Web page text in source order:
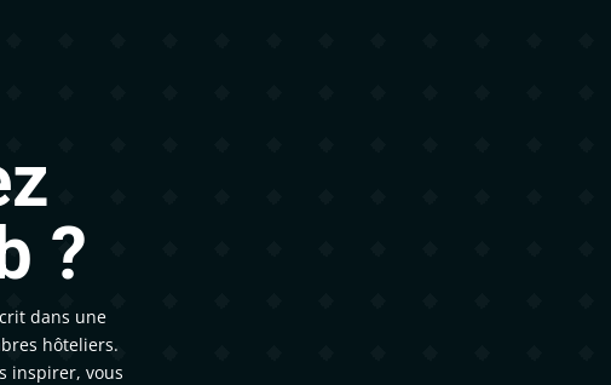
?
dans une
hôteliers.
inspirer, vous